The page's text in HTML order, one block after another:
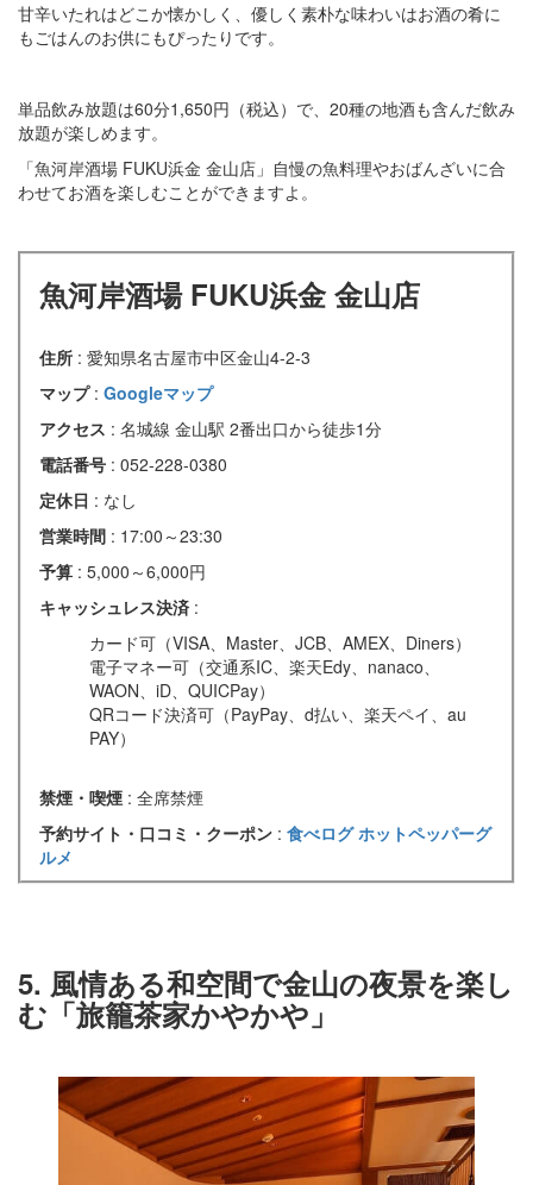
甘辛いたれはどこか懐かしく、優しく素朴な味わいはお酒の肴に
もごはんのお供にもぴったりです。
単品飲み放題は60分1,650円（税込）で、20種の地酒も含んだ飲み
放題が楽しめます。
「魚河岸酒場 FUKU浜金 金山店」自慢の魚料理やおばんざいに合
わせてお酒を楽しむことができますよ。
魚河岸酒場 FUKU浜金 金山店
住所 : 愛知県名古屋市中区金山4-2-3
マップ : Googleマップ
アクセス : 名城線 金山駅 2番出口から徒歩1分
電話番号 : 052-228-0380
定休日 : なし
営業時間 : 17:00～23:30
予算 : 5,000～6,000円
キャッシュレス決済 :
カード可（VISA、Master、JCB、AMEX、Diners）
電子マネー可（交通系IC、楽天Edy、nanaco、
WAON、iD、QUICPay）
QRコード決済可（PayPay、d払い、楽天ペイ、au
PAY）
禁煙・喫煙 : 全席禁煙
予約サイト・口コミ・クーポン : 食べログホットペッパーグ
ルメ
5. 風情ある和空間で金山の夜景を楽し
む「旅籠茶家かやかや」